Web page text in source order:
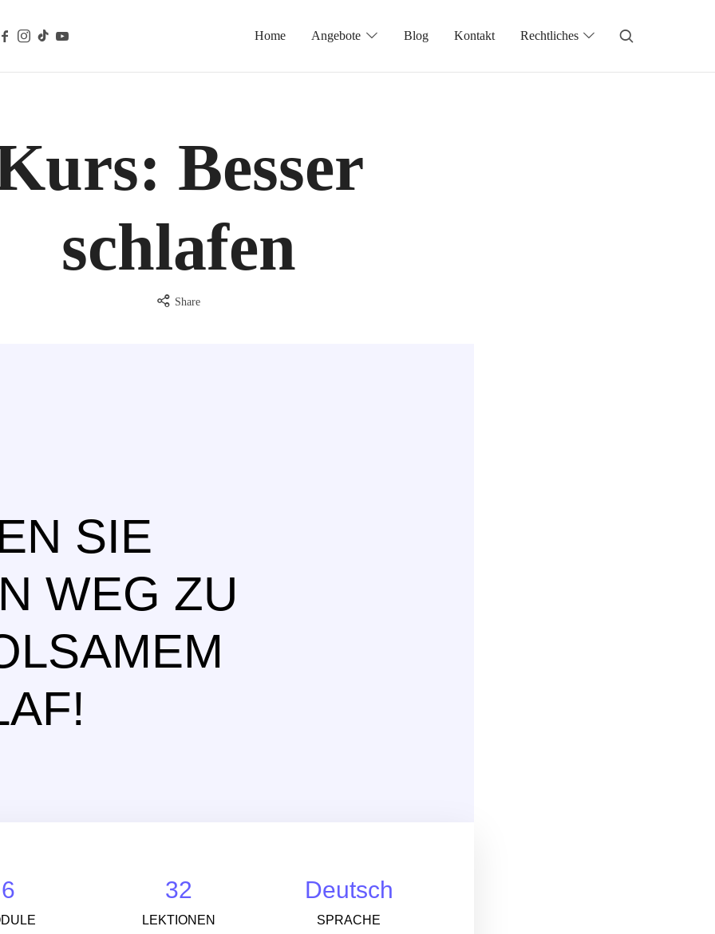
Home Angebote Blog Kontakt Rechtliches
Besser
schlafen
Share
SIE
WEG ZU
6 32
LEKTIONEN
Deutsch
SPRACHE